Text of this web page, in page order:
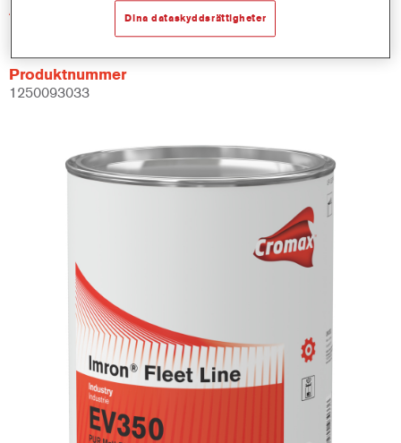
Artikelnummer
Produktnummer
1250093033
Dina dataskyddsrättigheter